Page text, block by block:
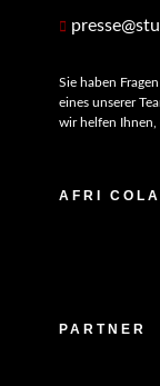
Sie haben
eines unserer
wir helfen Ihnen,
AFRI
PARTNER